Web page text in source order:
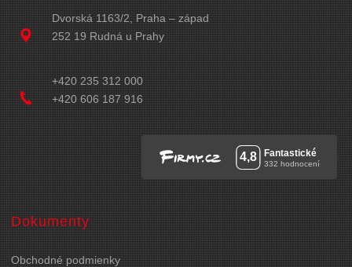
Dvorská 1163/2, Praha – západ
252 19 Rudná u Prahy
+420 235 312 000
+420 606 187 916
Dokumenty
Obchodné podmienky